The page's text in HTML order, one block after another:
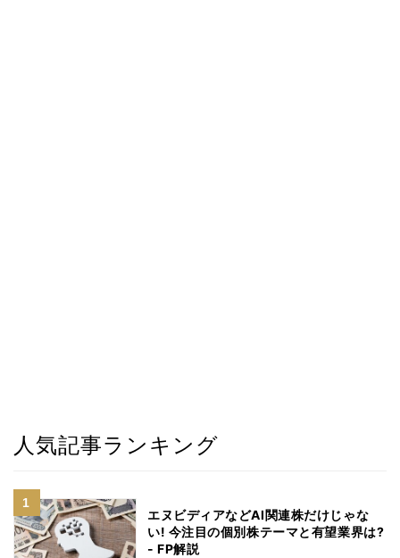
人気記事ランキング
エヌビディアなどAI関連株だけじゃな
い! 今注目の個別株テーマと有望業界は?
- FP解説